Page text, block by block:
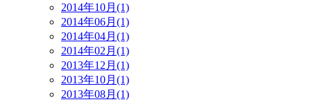
2014年10月(1)
2014年06月(1)
2014年04月(1)
2014年02月(1)
2013年12月(1)
2013年10月(1)
2013年08月(1)